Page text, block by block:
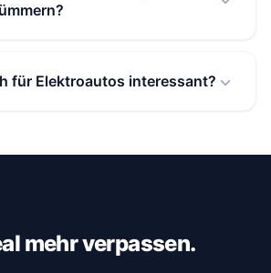
für Elektroautos interessant?
mehr verpassen.